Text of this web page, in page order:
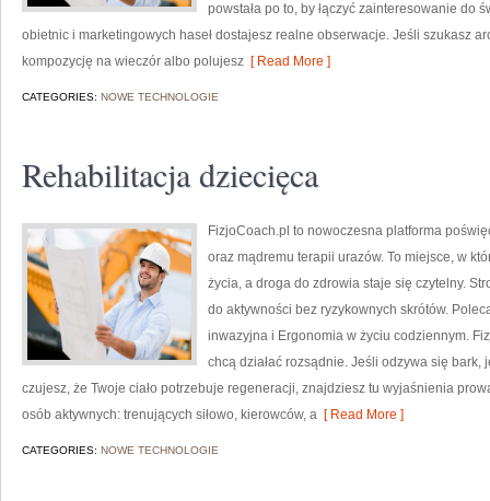
powstała po to, by łączyć zainteresowanie do
obietnic i marketingowych haseł dostajesz realne obserwacje. Jeśli szukasz
kompozycję na wieczór albo polujesz [ Read More ]
CATEGORIES: NOWE TECHNOLOGIE
Rehabilitacja dziecięca
FizjoCoach.pl to nowoczesna platforma
oraz mądremu terapii urazów. To miejsce, w
życia, a droga do zdrowia staje się czytelny.
do aktywności bez ryzykownych skrótów.
inwazyjna i Ergonomia w życiu codziennym.
chcą działać rozsądnie. Jeśli odzywa się
czujesz, że Twoje ciało potrzebuje regeneracji, znajdziesz tu wyjaśnienia
osób aktywnych: trenujących siłowo, kierowców, a [ Read More ]
CATEGORIES: NOWE TECHNOLOGIE